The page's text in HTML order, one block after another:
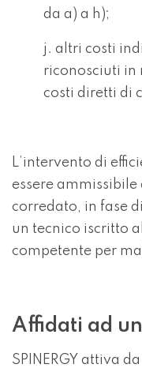
da a) a h);
j. altri costi
riconosciuti in
costi diretti di
L’intervento di
essere
corredato, in fase
un tecnico iscritto
competente per
Affidati ad
SPINERGY attiva